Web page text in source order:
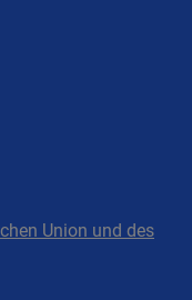
Union und des